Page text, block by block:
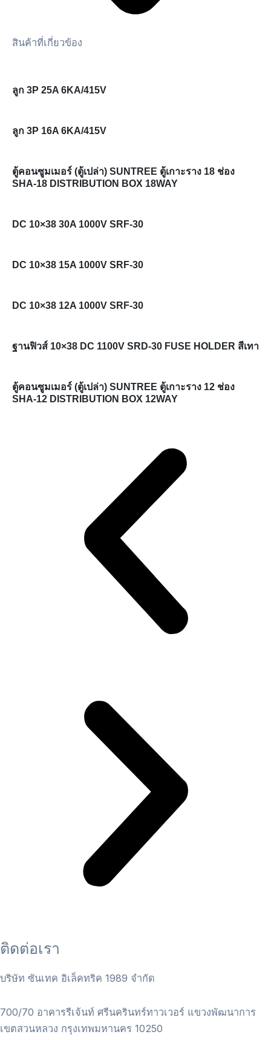
สินค้าที่เกี่ยวข้อง
ลูก 3P 25A 6KA/415V
ลูก 3P 16A 6KA/415V
ตู้คอนซูมเมอร์ (ตู้เปล่า) SUNTREE ตู้เกาะราง 18 ช่อง
SHA-18 DISTRIBUTION BOX 18WAY
DC 10×38 30A 1000V SRF-30
DC 10×38 15A 1000V SRF-30
DC 10×38 12A 1000V SRF-30
ฐานฟิวส์ 10×38 DC 1100V SRD-30 FUSE HOLDER สีเทา
ตู้คอนซูมเมอร์ (ตู้เปล่า) SUNTREE ตู้เกาะราง 12 ช่อง
SHA-12 DISTRIBUTION BOX 12WAY
ติดต่อเรา
บริษัท ซันเทค อิเล็คทริค 1989 จำกัด
700/70 อาคารรีเจ้นท์ ศรีนครินทร์ทาวเวอร์ แขวงพัฒนาการ
เขตสวนหลวง กรุงเทพมหานคร 10250